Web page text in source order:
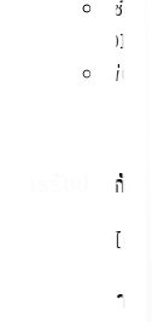
ใช้ตก
DIYทุ
พ่นสีทับ
การรับประกัน
เงื่อนไขให้เป็นไปต
คำแนะนำการใช้